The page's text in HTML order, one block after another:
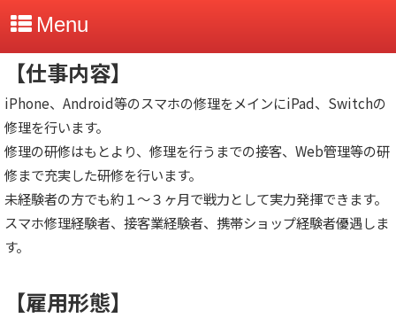
Menu
【仕事内容】
iPhone、Android等のスマホの修理をメインにiPad、Switchの
修理を行います。
修理の研修はもとより、修理を行うまでの接客、Web管理等の研
修まで充実した研修を行います。
未経験者の方でも約１～３ヶ月で戦力として実力発揮できます。
スマホ修理経験者、接客業経験者、携帯ショップ経験者優遇しま
す。
【雇用形態】